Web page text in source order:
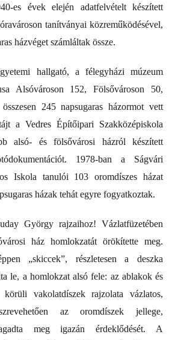
es évek elején adatfelvételt készített
tanítványai közreműködésével,
házvéget számláltak össze.
hallgató, a félegyházi múzeum
Alsóvároson 152, Fölsővároson 50,
245 napsugaras házormot vett
a Vedres Építőipari Szakközépiskola
alsó- és fölsővárosi házról készített
1978-ban a Ságvári
Iskola tanulói 103 oromdíszes házat
házak tehát egyre fogyatkoztak.
György rajzaihoz! Vázlatfüzetében
ház homlokzatát örökítette meg.
„skiccek”, részletesen a deszka
le, a homlokzat alsó fele: az ablakok és
vakolatdíszek rajzolata vázlatos,
az oromdíszek jellege,
meg igazán érdeklődését. A